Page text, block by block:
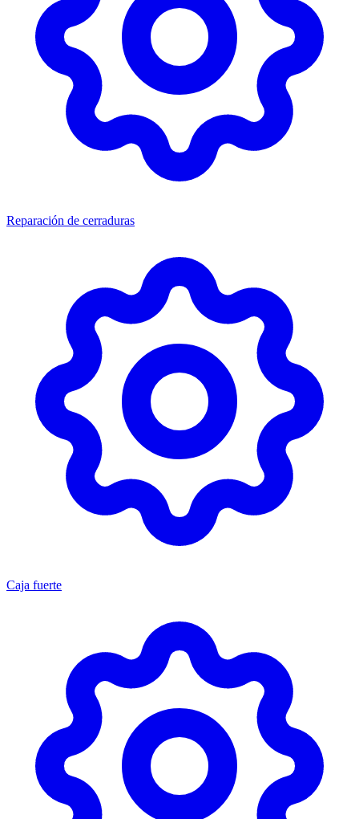
Reparación de cerraduras
Caja fuerte